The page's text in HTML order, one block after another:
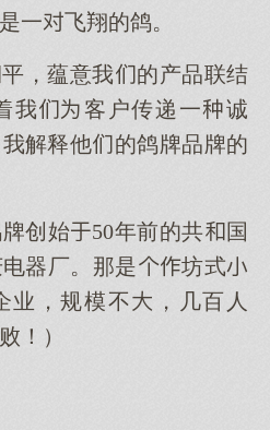
一飞翔的鸽。
，蕴意我的产品联结
我客户传递一诚
解释他的鸽牌品牌的
创始50年前的共国
器厂。那是坊式
，规模不，几百人
！）